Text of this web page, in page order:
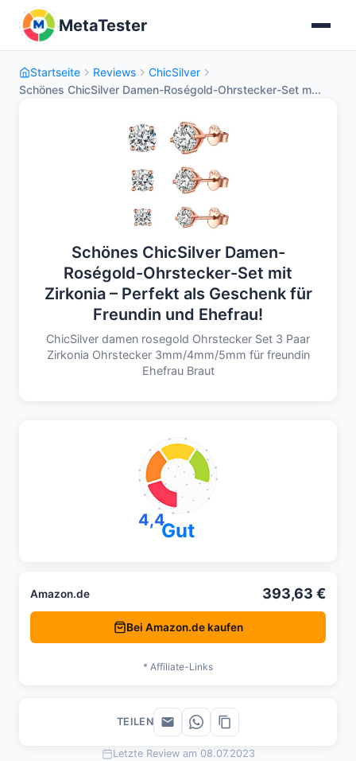
MetaTester
Startseite Reviews
ChicSilver
Schönes ChicSilver Damen-Roségold-Ohrstecker-Set m...
Schönes ChicSilver Damen-
Roségold-Ohrstecker-Set mit
Zirkonia – Perfekt als Geschenk für
Freundin und Ehefrau!
ChicSilver damen rosegold Ohrstecker Set 3 Paar
Zirkonia Ohrstecker 3mm/4mm/5mm für freundin
Ehefrau Braut
Letzte Review am 08.07.2023
4,4Gut
Amazon.de 393,63 €
Bei Amazon.de kaufen
* Affiliate-Links
TEILEN